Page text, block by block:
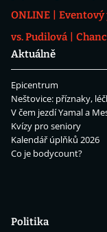
ONLINE
Eventový
vs. Pudilová
Aktuálně
Epicentrum
Neštovice: příznaky,
V čem jezdí Yamal a
Kvízy pro seniory
Kalendář úplňků 2026
Co je bodycount?
Politika